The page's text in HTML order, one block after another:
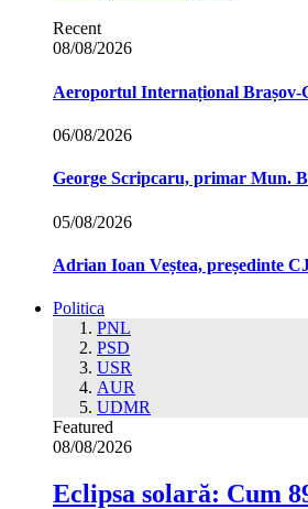
Recent
08/08/2026
Aeroportul Internațional
06/08/2026
George Scripcaru, primar Mun.
05/08/2026
Adrian Ioan Veștea, președinte
Politica
PNL
PSD
USR
AUR
UDMR
Featured
08/08/2026
Eclipsa solară: Cum